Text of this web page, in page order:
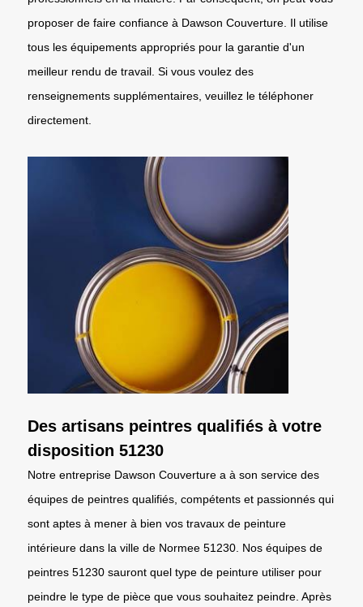
proposer de faire confiance à Dawson Couverture. Il utilise
tous les équipements appropriés pour la garantie d'un
meilleur rendu de travail. Si vous voulez des
renseignements supplémentaires, veuillez le téléphoner
directement.
Des artisans peintres qualifiés à votre
disposition 51230
Notre entreprise Dawson Couverture a à son service des
équipes de peintres qualifiés, compétents et passionnés qui
sont aptes à mener à bien vos travaux de peinture
intérieure dans la ville de Normee 51230. Nos équipes de
peintres 51230 sauront quel type de peinture utiliser pour
peindre le type de pièce que vous souhaitez peindre. Après